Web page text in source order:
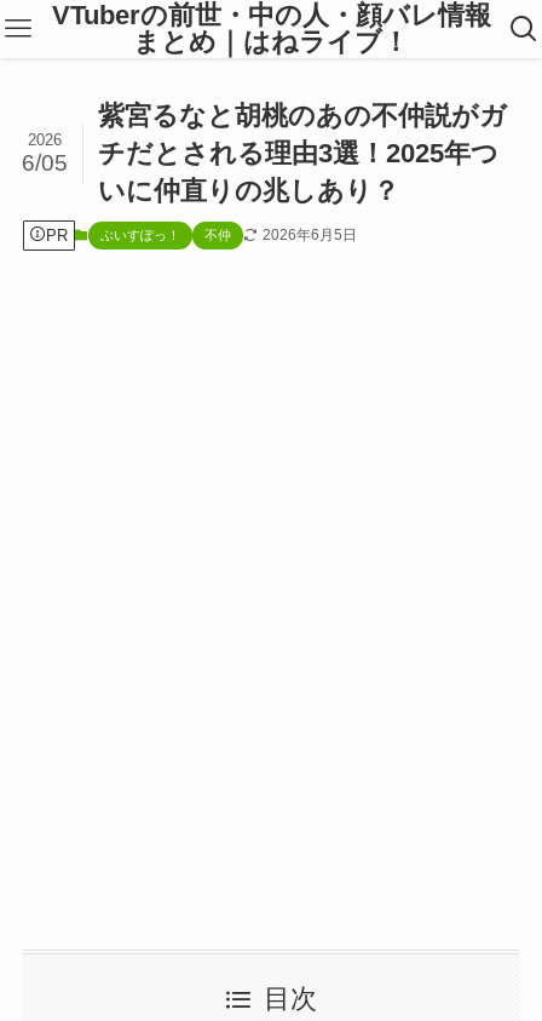
VTuberの前世・中の人・顔バレ情報
まとめ｜はねライブ！
紫宮るなと胡桃のあの不仲説がガ
チだとされる理由3選！2025年つ
いに仲直りの兆しあり？
2026
6/05
PR ぶいすぽっ！ 不仲 2026年6月5日
目次